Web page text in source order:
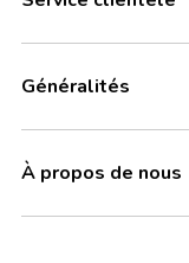
Généralités
À propos de nous